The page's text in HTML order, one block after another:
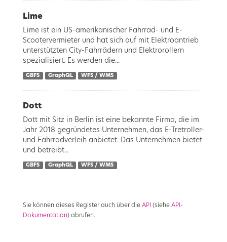
Lime
Lime ist ein US-amerikanischer Fahrrad- und E-
Scootervermieter und hat sich auf mit Elektroantrieb
unterstützten City-Fahrrädern und Elektrorollern
spezialisiert. Es werden die...
GBFS GraphQL WFS / WMS
Dott
Dott mit Sitz in Berlin ist eine bekannte Firma, die im
Jahr 2018 gegründetes Unternehmen, das E-Tretroller-
und Fahrradverleih anbietet. Das Unternehmen bietet
und betreibt...
GBFS GraphQL WFS / WMS
Sie können dieses Register auch über die API (siehe API-
Dokumentation) abrufen.